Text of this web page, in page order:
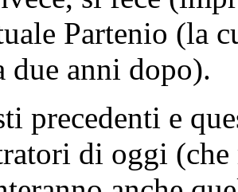
Partenio (la
due anni dopo).
precedenti e
di oggi (che